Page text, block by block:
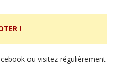
!
ou visitez régulièrement